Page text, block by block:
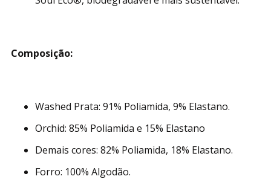
Composição:
Washed Prata: 91% Poliamida, 9% Elastano.
Orchid: 85% Poliamida e 15% Elastano
Demais cores: 82% Poliamida, 18% Elastano.
Forro: 100% Algodão.